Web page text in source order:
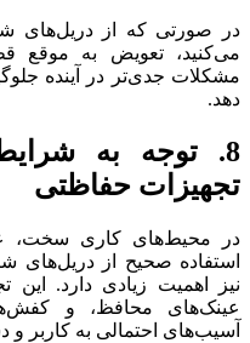
در صورتی که از دریل‌های
می‌کنید، تعویض به موقع
مشکلات جدی‌تر در آینده
دهد.
8.
توجه به
تجهیزات حفاظتی
در محیط‌های کاری سخت،
استفاده صحیح از دریل‌های
نیز اهمیت زیادی دارد.
عینک‌های محافظ، و
آسیب‌های احتمالی به کاربر و